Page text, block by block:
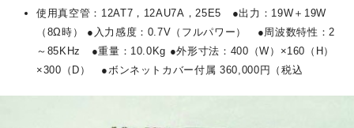
使用真空管： 12AT7 ， 12AU7A ， 25E5 ●出力： 19W ＋ 19W
（ 8Ω時） ● 入力感度： 0.7V （フルパワー） ● 周波数特性： 2
～ 85KHz ●重量： 10.0Kg ●外形寸法： 400 （W ） ×160 （ H ）
×300 （ D ） ● ボンネットカバー付属 360,000 円（税込